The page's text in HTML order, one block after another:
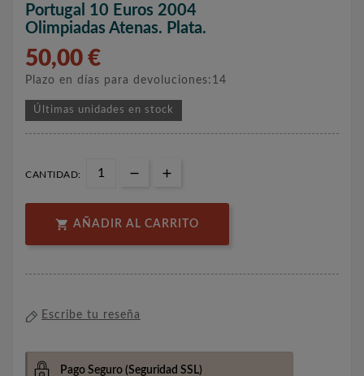
Portugal 10 Euros 2004
Olimpiadas Atenas. Plata.
50,00 €
Plazo en días para devoluciones:14
Últimas unidades en stock
CANTIDAD:
 AÑADIR AL CARRITO
Escribe tu reseña
Pago Seguro (Seguridad SSL)